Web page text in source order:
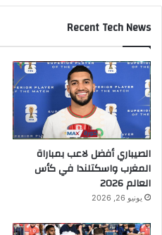
Recent Tech News
الصيباري أفضل لاعب بمباراة
المغرب واسكتلندا في كأس
العالم 2026
يونيو 26, 2026